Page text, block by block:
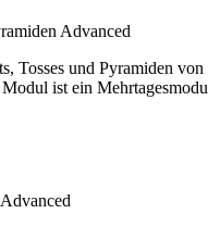
Advanced
Tosses und Pyramiden
Modul ist ein